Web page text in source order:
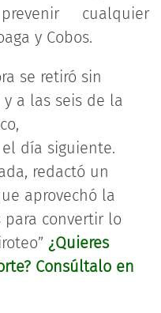
cualquier
y Cobos.
se retiró sin
a las seis de la
día siguiente.
redactó un
aprovechó la
convertir lo
¿Quieres
Consúltalo en